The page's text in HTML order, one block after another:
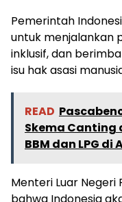
Pemerintah
untuk menjalankan
inklusif, dan
isu hak asasi
READ
Skema Canting
BBM dan LPG di
Menteri Luar
bahwa Indonesia